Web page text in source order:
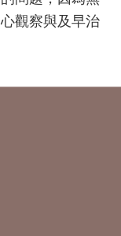
觀察與及早治